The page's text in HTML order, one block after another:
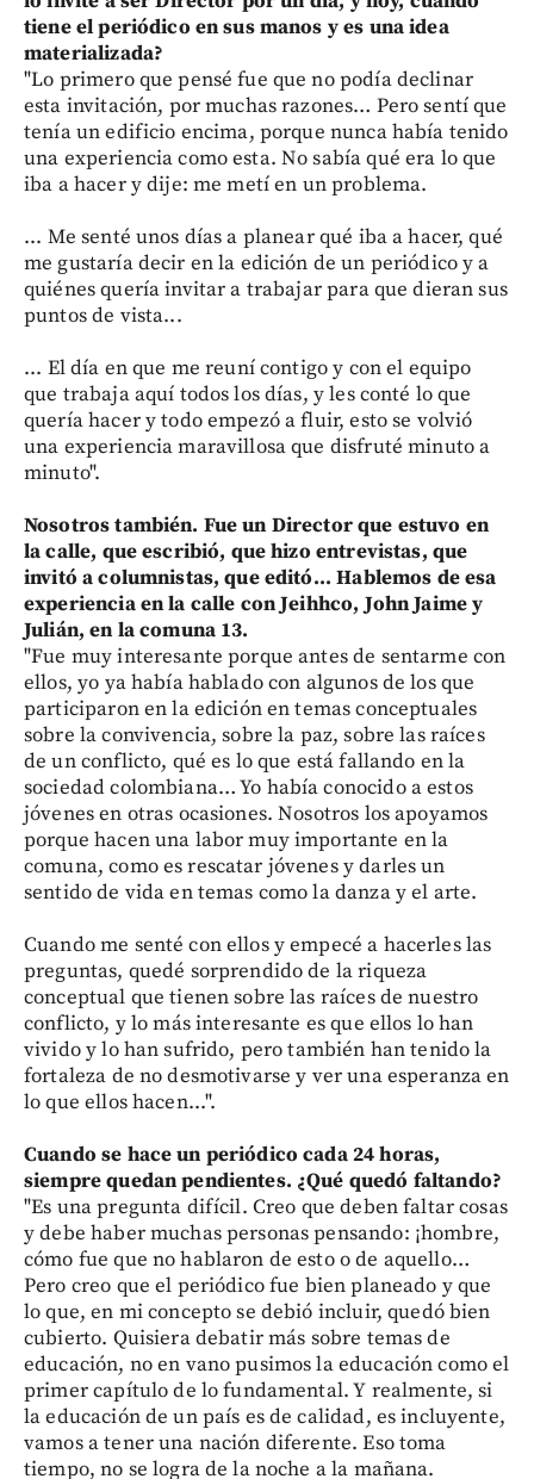
tiene el periódico en sus manos y es una idea
materializada?
"Lo primero que pensé fue que no podía declinar
esta invitación, por muchas razones… Pero sentí que
tenía un edificio encima, porque nunca había tenido
una experiencia como esta. No sabía qué era lo que
iba a hacer y dije: me metí en un problema.
... Me senté unos días a planear qué iba a hacer, qué
me gustaría decir en la edición de un periódico y a
quiénes quería invitar a trabajar para que dieran sus
puntos de vista...
... El día en que me reuní contigo y con el equipo
que trabaja aquí todos los días, y les conté lo que
quería hacer y todo empezó a fluir, esto se volvió
una experiencia maravillosa que disfruté minuto a
minuto".
Nosotros también. Fue un Director que estuvo en
la calle, que escribió, que hizo entrevistas, que
invitó a columnistas, que editó... Hablemos de esa
experiencia en la calle con Jeihhco, John Jaime y
Julián, en la comuna 13.
"Fue muy interesante porque antes de sentarme con
ellos, yo ya había hablado con algunos de los que
participaron en la edición en temas conceptuales
sobre la convivencia, sobre la paz, sobre las raíces
de un conflicto, qué es lo que está fallando en la
sociedad colombiana… Yo había conocido a estos
jóvenes en otras ocasiones. Nosotros los apoyamos
porque hacen una labor muy importante en la
comuna, como es rescatar jóvenes y darles un
sentido de vida en temas como la danza y el arte.
Cuando me senté con ellos y empecé a hacerles las
preguntas, quedé sorprendido de la riqueza
conceptual que tienen sobre las raíces de nuestro
conflicto, y lo más interesante es que ellos lo han
vivido y lo han sufrido, pero también han tenido la
fortaleza de no desmotivarse y ver una esperanza en
lo que ellos hacen...".
Cuando se hace un periódico cada 24 horas,
siempre quedan pendientes. ¿Qué quedó faltando?
"Es una pregunta difícil. Creo que deben faltar cosas
y debe haber muchas personas pensando: ¡hombre,
cómo fue que no hablaron de esto o de aquello…
Pero creo que el periódico fue bien planeado y que
lo que, en mi concepto se debió incluir, quedó bien
cubierto. Quisiera debatir más sobre temas de
educación, no en vano pusimos la educación como el
primer capítulo de lo fundamental. Y realmente, si
la educación de un país es de calidad, es incluyente,
vamos a tener una nación diferente. Eso toma
tiempo, no se logra de la noche a la mañana.